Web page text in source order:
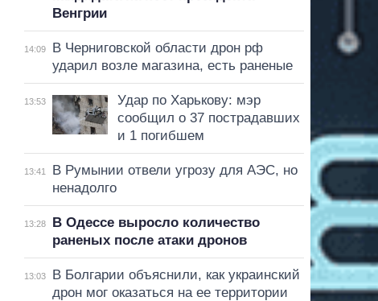
Венгрии
14:09
В Черниговской области дрон рф
ударил возле магазина, есть раненые
13:53
Удар по Харькову: мэр
сообщил о 37 пострадавших
и 1 погибшем
13:41
В Румынии отвели угрозу для АЭС, но
ненадолго
13:28
В Одессе выросло количество
раненых после атаки дронов
13:03
В Болгарии объяснили, как украинский
дрон мог оказаться на ее территории